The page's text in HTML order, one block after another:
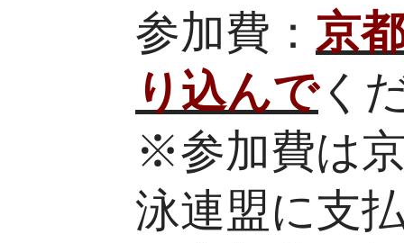
参加費： 京
り込んでく
※参加費は
泳連盟に支